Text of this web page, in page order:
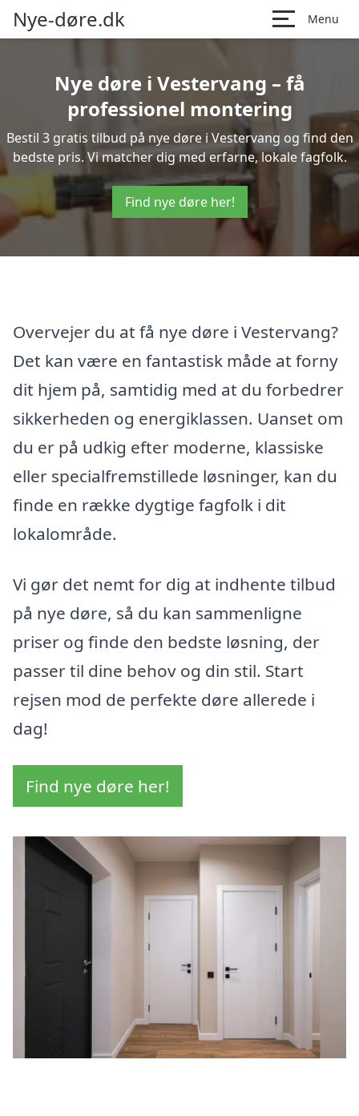
Nye-døre.dk Menu
Nye døre i Vestervang – få
professionel montering
Bestil 3 gratis tilbud på nye døre i Vestervang og find den
bedste pris. Vi matcher dig med erfarne, lokale fagfolk.
Find nye døre her!
Overvejer du at få nye døre i Vestervang?
Det kan være en fantastisk måde at forny
dit hjem på, samtidig med at du forbedrer
sikkerheden og energiklassen. Uanset om
du er på udkig efter moderne, klassiske
eller specialfremstillede løsninger, kan du
finde en række dygtige fagfolk i dit
lokalområde.
Vi gør det nemt for dig at indhente tilbud
på nye døre, så du kan sammenligne
priser og finde den bedste løsning, der
passer til dine behov og din stil. Start
rejsen mod de perfekte døre allerede i
dag!
Find nye døre her!